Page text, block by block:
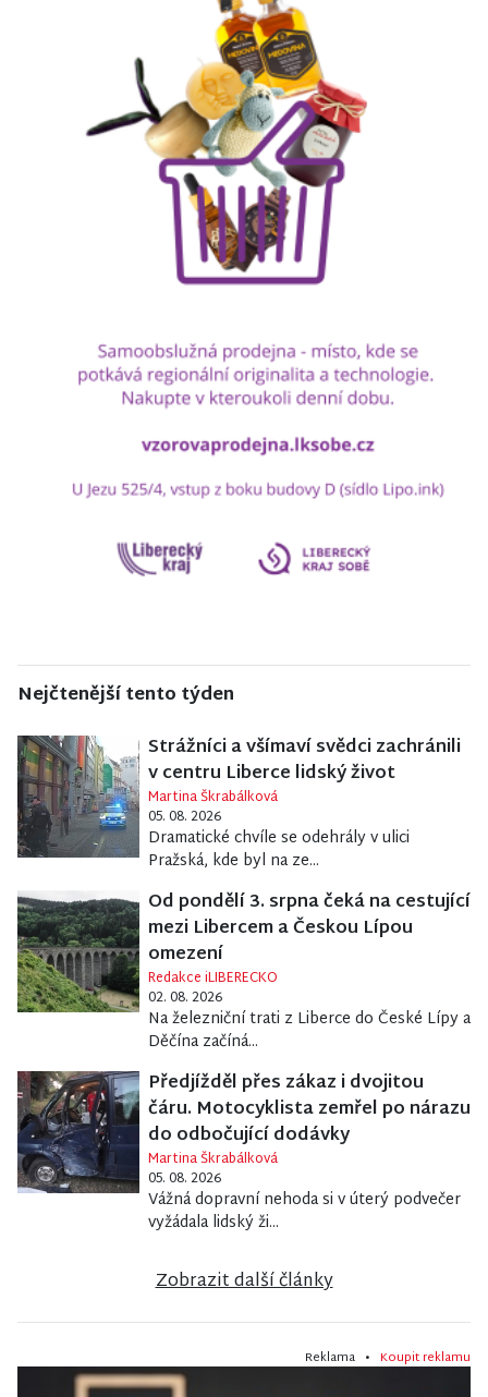
Nejčtenější tento týden
Strážníci a všímaví svědci zachránili
v centru Liberce lidský život
Martina Škrabálková
05. 08. 2026
Dramatické chvíle se odehrály v ulici
Pražská, kde byl na ze...
Od pondělí 3. srpna čeká na cestující
mezi Libercem a Českou Lípou
omezení
Redakce iLIBERECKO
02. 08. 2026
Na železniční trati z Liberce do České Lípy a
Děčína začíná...
Předjížděl přes zákaz i dvojitou
čáru. Motocyklista zemřel po nárazu
do odbočující dodávky
Martina Škrabálková
05. 08. 2026
Vážná dopravní nehoda si v úterý podvečer
vyžádala lidský ži...
Zobrazit další články
Reklama • Koupit reklamu